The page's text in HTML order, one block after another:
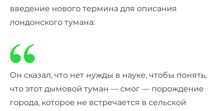
введение нового термина для описания
лондонского тумана:
Он сказал, что нет нужды в науке, чтобы понять,
что этот дымовой туман — смог — порождение
города, которое не встречается в сельской